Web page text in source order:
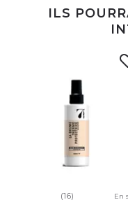
ILS
(16) En